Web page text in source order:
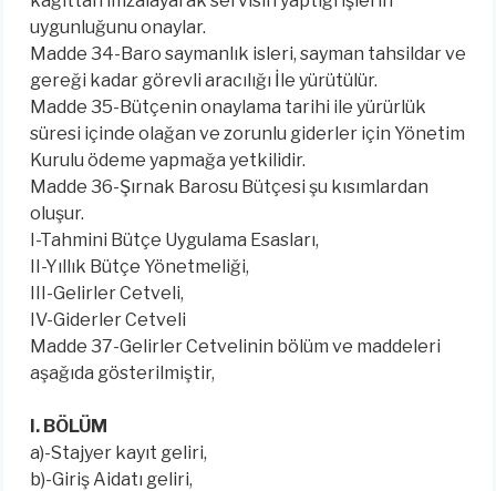
uygunluğunu onaylar.
Madde 34-Baro saymanlık isleri, sayman tahsildar ve
gereği kadar görevli aracılığı İle yürütülür.
Madde 35-Bütçenin onaylama tarihi ile yürürlük
süresi içinde olağan ve zorunlu giderler için Yönetim
Kurulu ödeme yapmağa yetkilidir.
Madde 36-Şırnak Barosu Bütçesi şu kısımlardan
oluşur.
I-Tahmini Bütçe Uygulama Esasları,
II-Yıllık Bütçe Yönetmeliği,
III-Gelirler Cetveli,
IV-Giderler Cetveli
Madde 37-Gelirler Cetvelinin bölüm ve maddeleri
aşağıda gösterilmiştir,
I. BÖLÜM
a)-Stajyer kayıt geliri,
b)-Giriş Aidatı geliri,